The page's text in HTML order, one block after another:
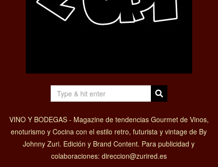
VINO Y BODEGAS - Magazine de tendencias Gourmet de Vinos,
enoturismo y Cocina con el estilo retro, futurista y vintage de By
Johnny Zuri. Edición y Brand Content. Para publicidad y
colaboraciones: direccion@zurired.es